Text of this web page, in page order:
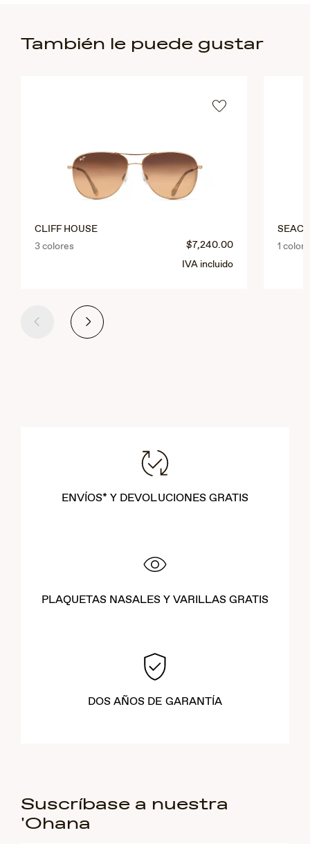
También le puede gustar
CLIFF HOUSE
3 colores
$7,240.00
IVA incluido
1
Anterior Siguiente
ENVÍOS* Y DEVOLUCIONES GRATIS
PLAQUETAS NASALES Y VARILLAS GRATIS
DOS AÑOS DE GARANTÍA
Suscríbase a nuestra
'Ohana